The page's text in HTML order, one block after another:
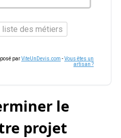
liste des métiers
parViteUnDevis.com -Vous êtes un
artisan ?
le
projet